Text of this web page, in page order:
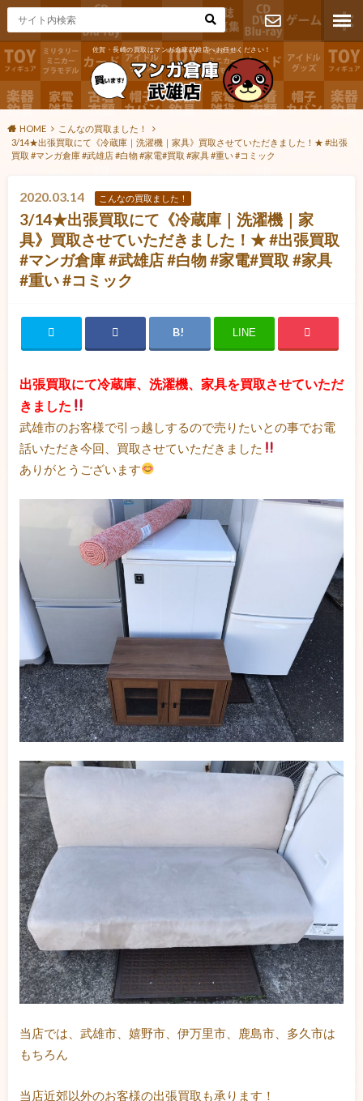
佐賀・長崎の買取はマンガ倉庫武雄店へお任せください！
お問い合わ
せ
HOME
こんなの買取ました！
3/14★出張買取にて《冷蔵庫｜洗濯機｜家具》買取させていただきました！★ #出張
買取 #マンガ倉庫 #武雄店 #白物 #家電#買取 #家具 #重い #コミック
2020.03.14 こんなの買取ました！
3/14★出張買取にて《冷蔵庫｜洗濯機｜家
具》買取させていただきました！★ #出張買取
#マンガ倉庫 #武雄店 #白物 #家電#買取 #家具
#重い #コミック
LINE
出張買取にて冷蔵庫、洗濯機、家具を買取させていただ
きました
武雄市のお客様で引っ越しするので売りたいとの事でお電
話いただき今回、買取させていただきました
ありがとうございます
当店では、武雄市、嬉野市、伊万里市、鹿島市、多久市は
もちろん
当店近郊以外のお客様の出張買取も承ります！